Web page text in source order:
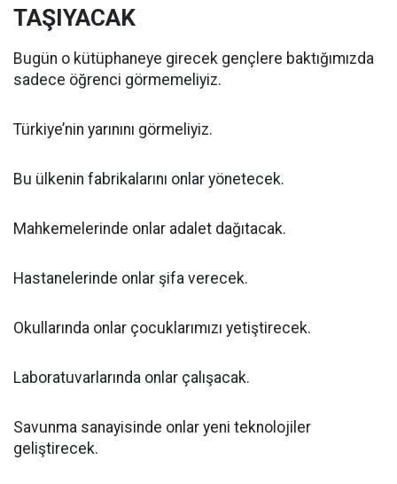
TAŞIYACAK
Bugün o kütüphaneye girecek gençlere baktığımızda
sadece öğrenci görmemeliyiz.
Türkiye’nin yarınını görmeliyiz.
Bu ülkenin fabrikalarını onlar yönetecek.
Mahkemelerinde onlar adalet dağıtacak.
Hastanelerinde onlar şifa verecek.
Okullarında onlar çocuklarımızı yetiştirecek.
Laboratuvarlarında onlar çalışacak.
Savunma sanayisinde onlar yeni teknolojiler
geliştirecek.